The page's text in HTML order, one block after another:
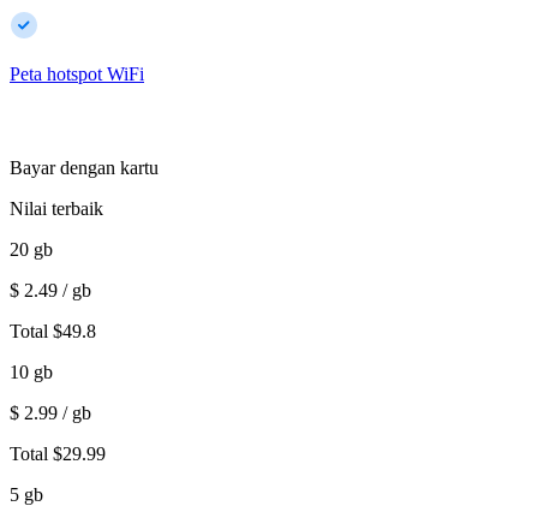
Peta hotspot WiFi
Bayar dengan kartu
Nilai terbaik
20 gb
$ 2.49 / gb
Total $49.8
10 gb
$ 2.99 / gb
Total $29.99
5 gb